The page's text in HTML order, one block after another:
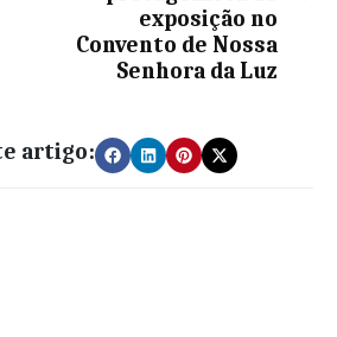
exposição no
Convento de Nossa
Senhora da Luz
artigo: